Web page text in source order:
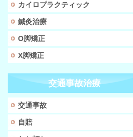
カイロプラクティック
鍼灸治療
O脚矯正
X脚矯正
交通事故治療
交通事故
自賠